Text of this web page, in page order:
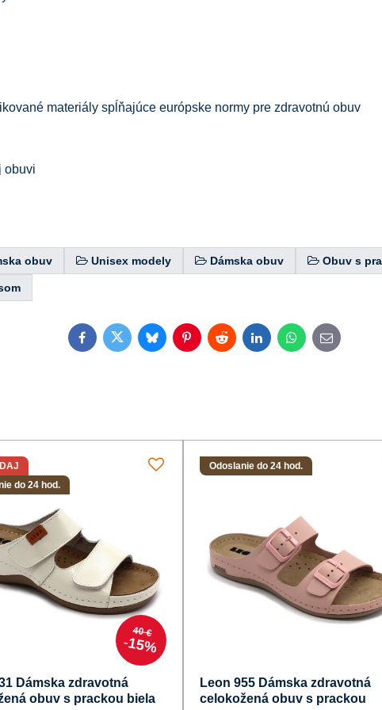
materiály spĺňajúce európske normy pre zdravotnú obuv
obuvi
obuv Unisex modely Dámska obuv Obuv s
FacebookTwitterBlueskyPinterestRedditLinkedInWhatsApp
E-
mail
40 €
15%
do 24 hod.
Dámska zdravotná
obuv s prackou biela
Odoslanie do 24 hod.
Leon 955 Dámska zdravotná
celokožená obuv s prackou